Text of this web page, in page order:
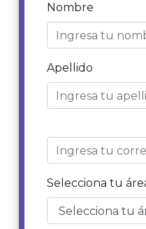
Nombre
Apellido
Selecciona tu